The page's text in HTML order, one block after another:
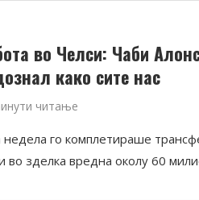
во Челси: Чаби
како сите нас
читање
го комплетираше
во зделка вредна околу 60